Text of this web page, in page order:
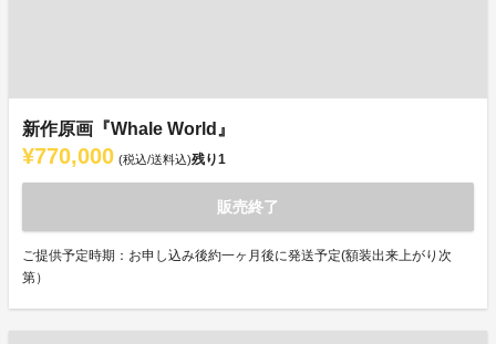
新作原画『Whale World』
¥770,000 (税込/送料込)残り1
販売終了
ご提供予定時期：お申し込み後約一ヶ月後に発送予定(額装出来上がり次
第）